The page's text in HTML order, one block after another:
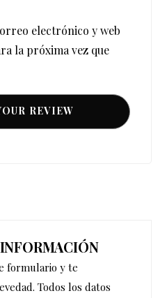
electrónico y web
la próxima vez que
formulario y te
Todos los datos